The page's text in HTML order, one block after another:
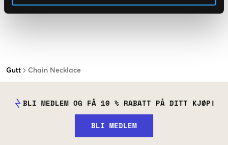
Gutt Chain Necklace
BLI MEDLEM OG FÅ 10 % RABATT PÅ DITT KJØP!
BLI MEDLEM